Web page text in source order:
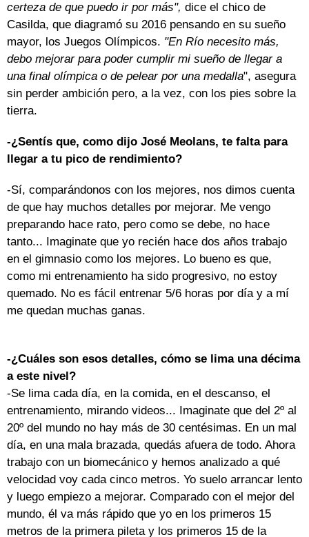
certeza de que puedo ir por más", dice el chico de
Casilda, que diagramó su 2016 pensando en su sueño
mayor, los Juegos Olímpicos. "En Río necesito más,
debo mejorar para poder cumplir mi sueño de llegar a
una final olímpica o de pelear por una medalla", asegura
sin perder ambición pero, a la vez, con los pies sobre la
tierra.
-¿Sentís que, como dijo José Meolans, te falta para
llegar a tu pico de rendimiento?
-Sí, comparándonos con los mejores, nos dimos cuenta
de que hay muchos detalles por mejorar. Me vengo
preparando hace rato, pero como se debe, no hace
tanto... Imaginate que yo recién hace dos años trabajo
en el gimnasio como los mejores. Lo bueno es que,
como mi entrenamiento ha sido progresivo, no estoy
quemado. No es fácil entrenar 5/6 horas por día y a mí
me quedan muchas ganas.
-¿Cuáles son esos detalles, cómo se lima una décima
a este nivel?
-Se lima cada día, en la comida, en el descanso, el
entrenamiento, mirando videos... Imaginate que del 2º al
20º del mundo no hay más de 30 centésimas. En un mal
día, en una mala brazada, quedás afuera de todo. Ahora
trabajo con un biomecánico y hemos analizado a qué
velocidad voy cada cinco metros. Yo suelo arrancar lento
y luego empiezo a mejorar. Comparado con el mejor del
mundo, él va más rápido que yo en los primeros 15
metros de la primera pileta y los primeros 15 de la